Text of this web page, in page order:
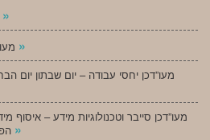
»
»
מעו”דכן יחסי עבודה – יום שבתון יום
מעו”דכן סייבר וטכנולוגיות מידע – איסוף
»